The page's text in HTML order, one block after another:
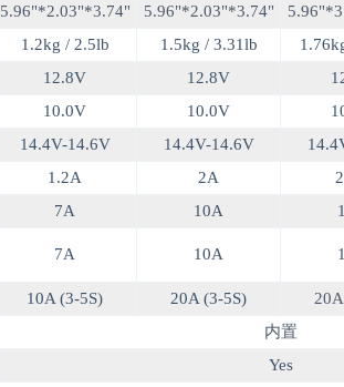
5.96"*2.03"*3.74" 5.96"*2.03"*3.74"
1.2kg / 2.5lb 1.5kg / 3.31lb
12.8V 12.8V
10.0V 10.0V
14.4V-14.6V 14.4V-14.6V
1.2A 2A
7A 10A
7A 10A
10A (3-5S) 20A (3-5S)
内置
Yes